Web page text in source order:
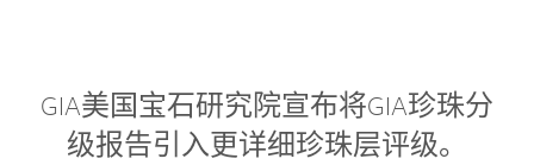
GIA美国宝石研究院宣布将GIA珍珠分
级报告引入更详细珍珠层评级。